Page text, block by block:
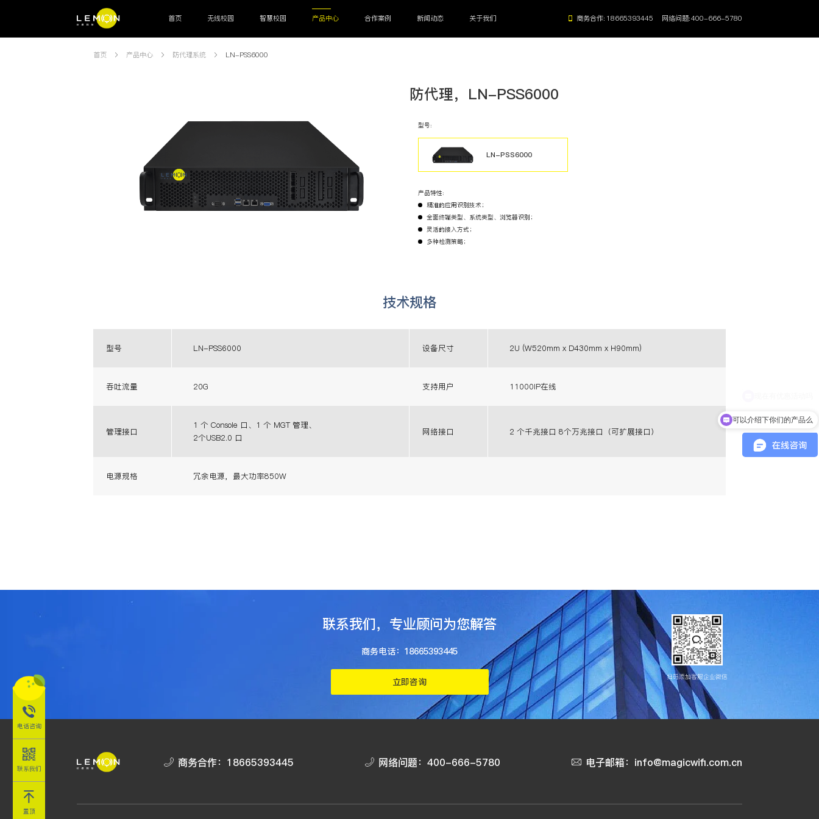
电话咨询
联系我们
置顶
首页 无线校园 智慧校园 产品中心
运维工单 CRM系统
宿舍水电控设备 智能饮用热水设备 通道闸机 人脸门禁机 三刷智能消费机 智能校园视频话机 智能电子学生证
合作案例 新闻动态 关于我们 商务合作: 18665393445 网络问题:400-666-5780
首页 产品中心 防代理系统 LN-PSS6000
防代理，LN-PSS6000
型号:
LN-PSS6000
产品特性:
精准的应用识别技术；
全面终端类型、系统类型、浏览器识别；
灵活的接入方式；
多种检测策略；
技术规格
型号 LN-PSS6000 设备尺寸 2U (W520mm x D430mm x H90mm)
吞吐流量 20G 支持用户 11000IP在线
管理接口
1 个 Console 口、1 个 MGT 管理、
2个USB2.0 口
网络接口 2 个千兆接口 8个万兆接口（可扩展接口）
电源规格 冗余电源，最大功率850W
联系我们，专业顾问为您解答
商务电话：18665393445
立即咨询 扫码添加客服企业微信
商务合作： 18665393445 网络问题：400-666-5780 电子邮箱：info@magicwifi.com.cn
可以介绍下你们的产品么